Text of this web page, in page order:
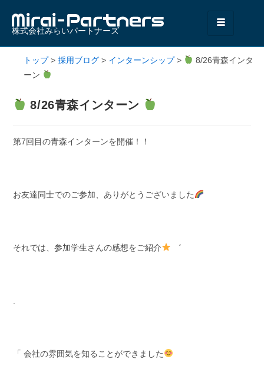
株式会社みらいパートナーズ
トップ> 採用ブログ > インターンシップ>
8/26青森インタ
ーン
8/26青森インターン
第7回目の青森インターンを開催！！
お友達同士でのご参加、ありがとうございました
それでは、参加学生さんの感想をご紹介 ゛
「 会社の雰囲気を知ることができました